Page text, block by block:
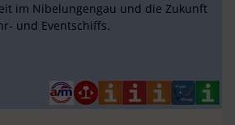
im Nibelungengau und die Zukunft
und Eventschiffs.